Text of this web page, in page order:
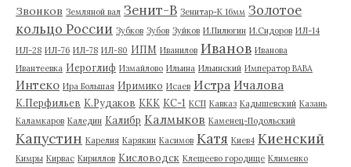
Звонков Земляной вал Зенит-В Зенитар-К 16мм Золотое
кольцо России Зубков Зубов Зуйков И.Пилюгин И.Сидоров ИЛ-14
ИЛ-28 ИЛ-76 ИЛ-78 ИЛ-80 ИПМ Иванилов Иванов Иванова
Ивантеевка Иероглиф Измайлово Ильина Ильинский Император ВАВА
Интеко Ира Большая Иримико Исаев Истра Ичалова
К.Перфильев К.Рудаков ККК КС-1 КСП Кавказ Кадышевский Казань
Каламкаров Каледин Калибр Калмыков Каменец-Подольский
Капустин Карелия Карякин Касимов Катя Киев4 Киенский
Кимры Кирвас Кириллов Кисловодск Клещеево городище Клименко